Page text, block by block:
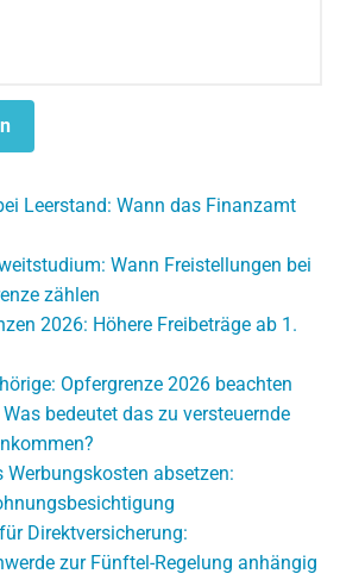
Leerstand: Wann das Finanzamt
Wann Freistellungen bei
zählen
2026: Höhere Freibeträge ab 1.
Opfergrenze 2026 beachten
Was bedeutet das zu versteuernde
Werbungskosten absetzen:
Direktversicherung:
zur Fünftel-Regelung anhängig